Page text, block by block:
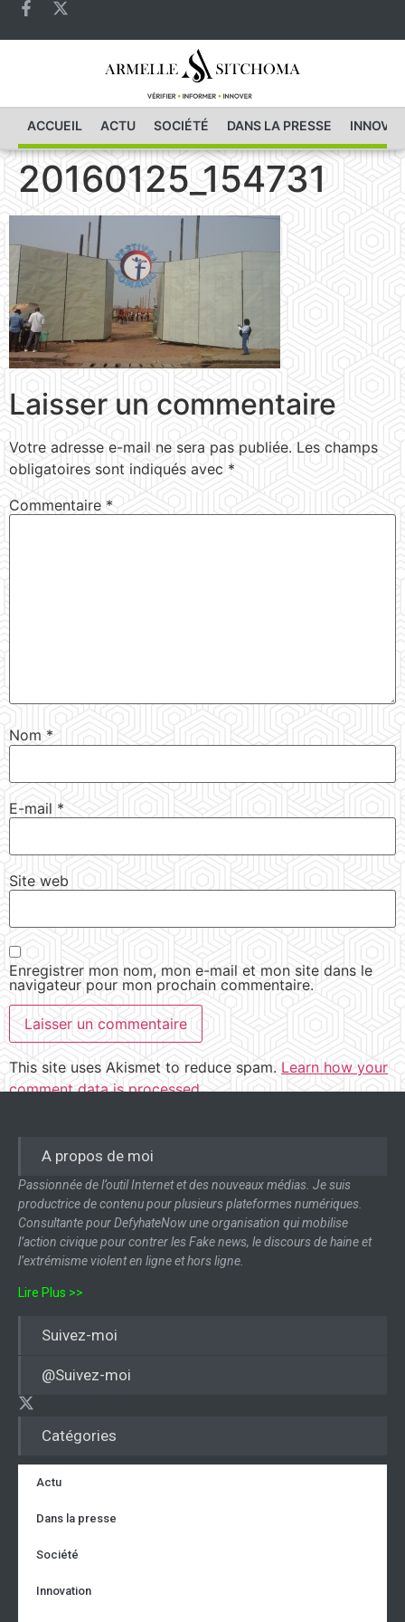
ACCUEIL ACTU SOCIÉTÉ DANS LA PRESSE
20160125_154731
Laisser un commentaire
Votre adresse e-mail ne sera pas publiée. Les champs
obligatoires sont indiqués avec *
Commentaire *
Nom *
E-mail *
Site web
Enregistrer mon nom, mon e-mail et mon site dans le
navigateur pour mon prochain commentaire.
This site uses Akismet to reduce spam. Learn how your
comment data is processed.
Catégories
Actu
Dans la presse
Société
Innovation
A propos de moi
Passionnée de l’outil Internet et des nouveaux médias. Je suis
productrice de contenu pour plusieurs plateformes numériques.
Consultante pour DefyhateNow une organisation qui mobilise
l’action civique pour contrer les Fake news, le discours de haine et
l’extrémisme violent en ligne et hors ligne.
Lire Plus >>
Suivez-moi
@Suivez-moi